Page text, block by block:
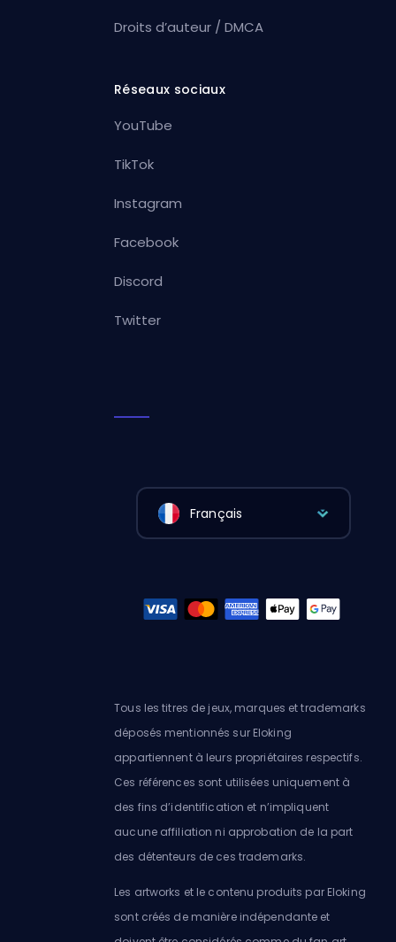
Droits d’auteur / DMCA
Réseaux sociaux
YouTube
TikTok
Instagram
Facebook
Discord
Twitter
Français
Tous les titres de jeux, marques et trademarks
déposés mentionnés sur Eloking
appartiennent à leurs propriétaires respectifs.
Ces références sont utilisées uniquement à
des fins d’identification et n’impliquent
aucune affiliation ni approbation de la part
des détenteurs de ces trademarks.
Les artworks et le contenu produits par Eloking
sont créés de manière indépendante et